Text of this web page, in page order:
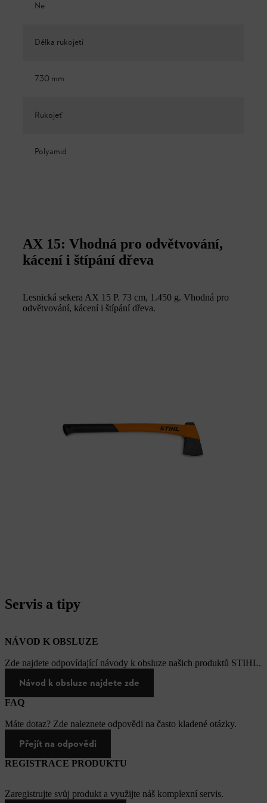
Ne
Délka rukojeti
730 mm
Rukojeť
Polyamid
AX 15: Vhodná pro odvětvování,
kácení i štípání dřeva
Lesnická sekera AX 15 P. 73 cm, 1.450 g. Vhodná pro
odvětvování, kácení i štípání dřeva.
Servis a tipy
NÁVOD K OBSLUZE
Zde najdete odpovídající návody k obsluze našich produktů STIHL.
Návod k obsluze najdete zde
FAQ
Máte dotaz? Zde naleznete odpovědi na často kladené otázky.
Přejít na odpovědi
REGISTRACE PRODUKTU
Zaregistrujte svůj produkt a využijte náš komplexní servis.